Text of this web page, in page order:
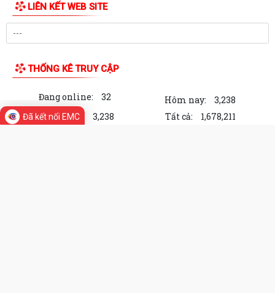
LIÊN KẾT WEB SITE
THỐNG KÊ TRUY CẬP
Đang online: 32 Hôm nay:
3,238
Trong tuần:
3,238 Tất cả: 1,678,211
Đã kết nối EMC